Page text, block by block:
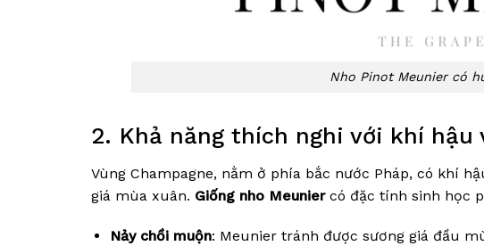
Nho Pinot Meunier có
2. Khả năng thích nghi với khí hậu
Vùng Champagne, nằm ở phía bắc nước Pháp, có khí
giá mùa xuân. Giống nho Meuniercó đặc tính sinh học
Nảy chồi muộn: Meunier tránh được sương giá đầu